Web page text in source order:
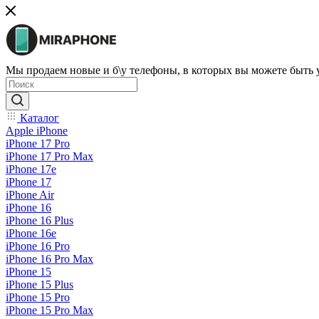
Мы продаем новые и б\у телефоны, в которых вы можете быть
Каталог
Apple iPhone
iPhone 17 Pro
iPhone 17 Pro Max
iPhone 17e
iPhone 17
iPhone Air
iPhone 16
iPhone 16 Plus
iPhone 16e
iPhone 16 Pro
iPhone 16 Pro Max
iPhone 15
iPhone 15 Plus
iPhone 15 Pro
iPhone 15 Pro Max